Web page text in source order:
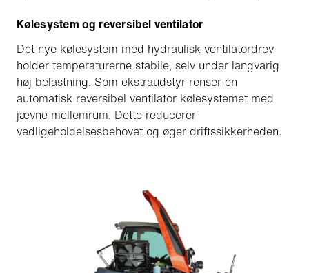
Kølesystem og reversibel ventilator
Det nye kølesystem med hydraulisk ventilatordrev
holder temperaturerne stabile, selv under langvarig
høj belastning. Som ekstraudstyr renser en
automatisk reversibel ventilator kølesystemet med
jævne mellemrum. Dette reducerer
vedligeholdelsesbehovet og øger driftssikkerheden.